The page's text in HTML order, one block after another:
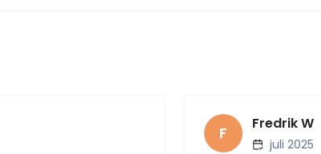
F Fredrik W
juli 2025